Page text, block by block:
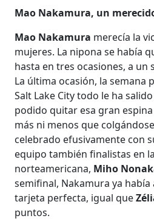
Mao Nakamura, un
Mao Nakamura merecía la
mujeres. La nipona se había
hasta en tres ocasiones, a un
La última ocasión, la semana
Salt Lake City todo le ha
podido quitar esa gran
más ni menos que
celebrado efusivamente con
equipo también finalistas en
norteamericana, Miho
semifinal, Nakamura ya
tarjeta perfecta, igual que
puntos.